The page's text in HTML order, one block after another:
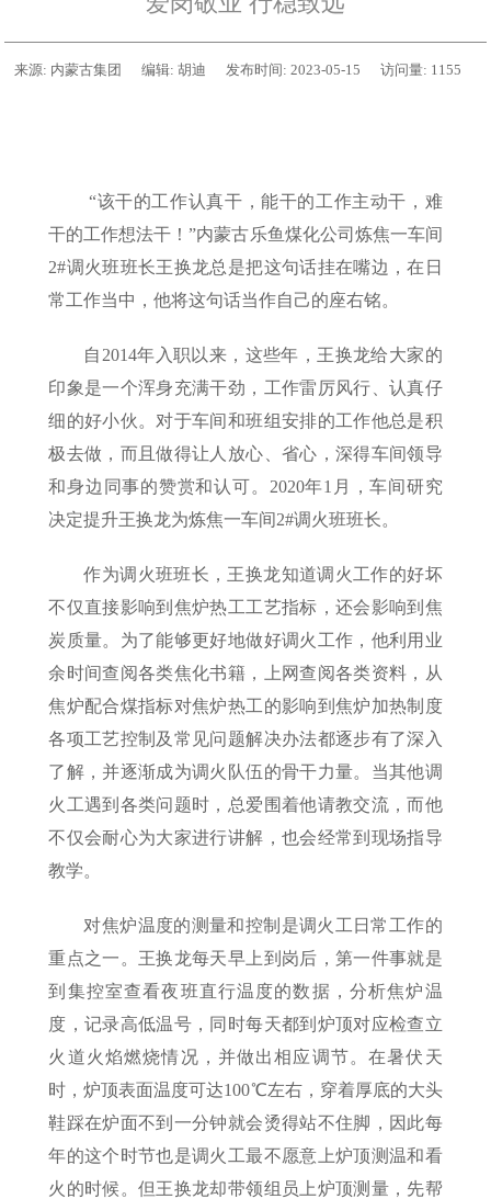
来源: 内蒙古集团 编辑: 胡迪 发布时间: 2023-05-15 访问量: 1155
“该干的工作认真干，能干的工作主动干，难
干的工作想法干！”内蒙古乐鱼煤化公司炼焦一车间
2#调火班班长王换龙总是把这句话挂在嘴边，在日
常工作当中，他将这句话当作自己的座右铭。
自2014年入职以来，这些年，王换龙给大家的
印象是一个浑身充满干劲，工作雷厉风行、认真仔
细的好小伙。对于车间和班组安排的工作他总是积
极去做，而且做得让人放心、省心，深得车间领导
和身边同事的赞赏和认可。2020年1月，车间研究
决定提升王换龙为炼焦一车间2#调火班班长。
作为调火班班长，王换龙知道调火工作的好坏
不仅直接影响到焦炉热工工艺指标，还会影响到焦
炭质量。为了能够更好地做好调火工作，他利用业
余时间查阅各类焦化书籍，上网查阅各类资料，从
焦炉配合煤指标对焦炉热工的影响到焦炉加热制度
各项工艺控制及常见问题解决办法都逐步有了深入
了解，并逐渐成为调火队伍的骨干力量。当其他调
火工遇到各类问题时，总爱围着他请教交流，而他
不仅会耐心为大家进行讲解，也会经常到现场指导
教学。
对焦炉温度的测量和控制是调火工日常工作的
重点之一。王换龙每天早上到岗后，第一件事就是
到集控室查看夜班直行温度的数据，分析焦炉温
度，记录高低温号，同时每天都到炉顶对应检查立
火道火焰燃烧情况，并做出相应调节。在暑伏天
时，炉顶表面温度可达100℃左右，穿着厚底的大头
鞋踩在炉面不到一分钟就会烫得站不住脚，因此每
年的这个时节也是调火工最不愿意上炉顶测温和看
火的时候。但王换龙却带领组员上炉顶测量，先帮